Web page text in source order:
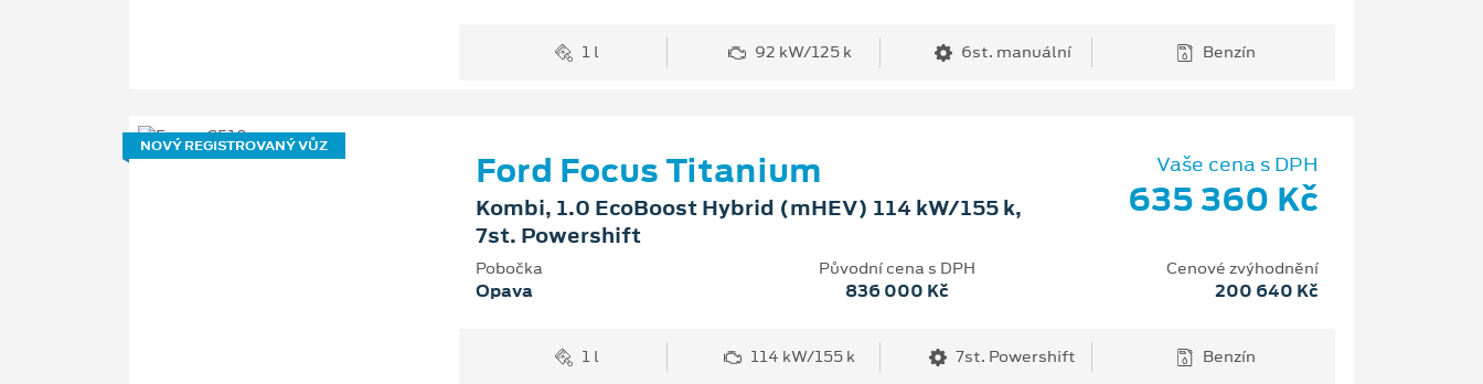
1 l 92 kW/125 k 6st. manuální Benzín
NOVÝ REGISTROVANÝ VŮZ
Ford Focus Titanium
Kombi, 1.0 EcoBoost Hybrid (mHEV) 114 kW/155 k,
7st. Powershift
Vaše cena s DPH
635 360 Kč
Pobočka
Opava
Původní cena s DPH
836 000 Kč
Cenové zvýhodnění
200 640 Kč
1 l 114 kW/155 k 7st. Powershift Benzín